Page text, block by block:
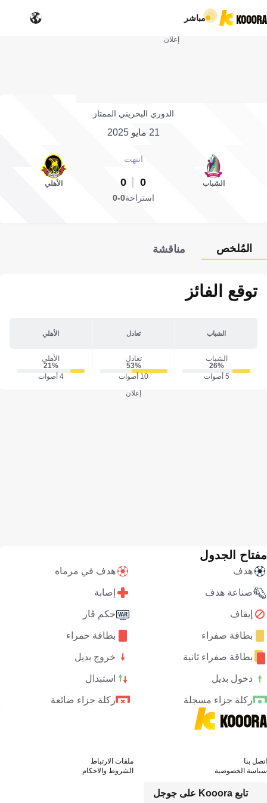
مباشر
إعلان
الدوري البحريني الممتاز
21 مايو 2025
الشباب
انتهت
0
0 الأهلي
استراحة0-0
المُلخص مناقشة
توقع الفائز
الشباب تعادل الأهلي
الشباب
26‎%‎
5 أصوات
تعادل
53‎%‎
10 أصوات
الأهلي
21‎%‎
4 أصوات
إعلان
مفتاح الجدول
هدف هدف في مرماه
صناعة هدف إصابة
إيقاف حكم ڤار
بطاقة صفراء بطاقة حمراء
بطاقة صفراء ثانية خروج بديل
دخول بديل استبدال
ركلة جزاء مسجلة ركلة جزاء ضائعة
تابع Kooora على جوجل
اتصل بنا
ملفات الارتباط
سياسة الخصوصية
الشروط والاحكام